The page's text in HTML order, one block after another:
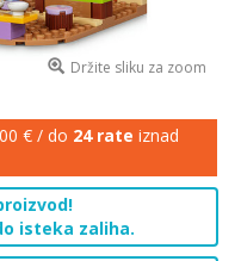
Držite sliku za zoom
€ / do 24 rate iznad
isteka zaliha.